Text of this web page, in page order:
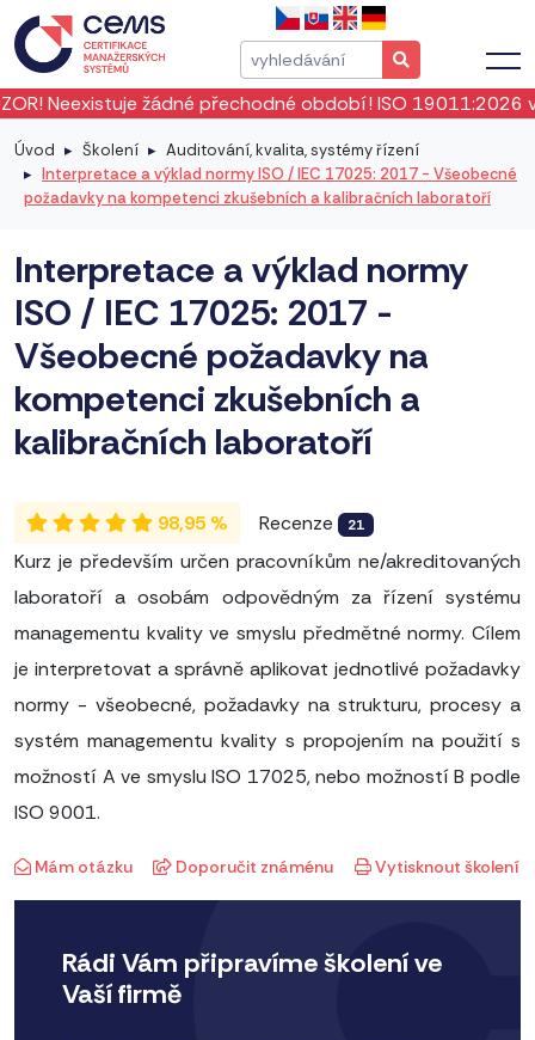
přechodné období! ISO 19011:2026 vstoupila v
Úvod Školení
Auditování, kvalita, systémy řízení
Interpretace a výklad normy ISO / IEC 17025: 2017 - Všeobecné
požadavky na kompetenci zkušebních a kalibračních laboratoří
Interpretace a výklad normy
ISO / IEC 17025: 2017 -
Všeobecné požadavky na
kompetenci zkušebních a
kalibračních laboratoří
98,95 % Recenze 21
Kurz je především určen pracovníkům ne/akreditovaných
laboratoří a osobám odpovědným za řízení systému
managementu kvality ve smyslu předmětné normy. Cílem
je interpretovat a správně aplikovat jednotlivé požadavky
normy - všeobecné, požadavky na strukturu, procesy a
systém managementu kvality s propojením na použití s
možností A ve smyslu ISO 17025, nebo možností B podle
ISO 9001.
Mám otázku Doporučit známénu Vytisknout školení
Rádi Vám připravíme školení ve
Vaší firmě